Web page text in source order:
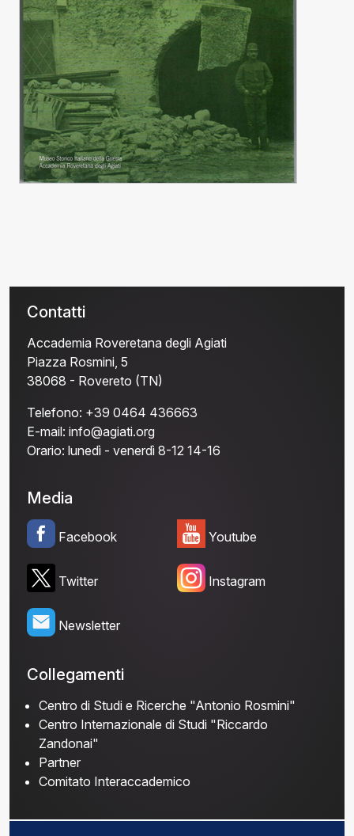
Contatti
Accademia Roveretana degli Agiati
Piazza Rosmini, 5
38068 - Rovereto (TN)
Telefono: +39 0464 436663
E-mail: info@agiati.org
Orario: lunedì - venerdì 8-12 14-16
Media
Facebook
Twitter
Newsletter
Youtube
Instagram
Collegamenti
Centro di Studi e Ricerche "Antonio Rosmini"
Centro Internazionale di Studi "Riccardo
Zandonai"
Partner
Comitato Interaccademico